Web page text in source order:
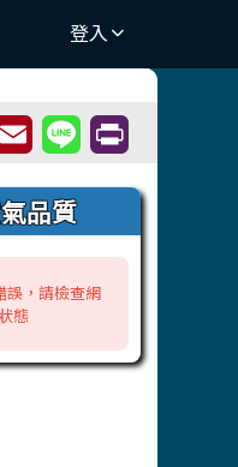
登入
⏸
容
品質
，請檢查網
態